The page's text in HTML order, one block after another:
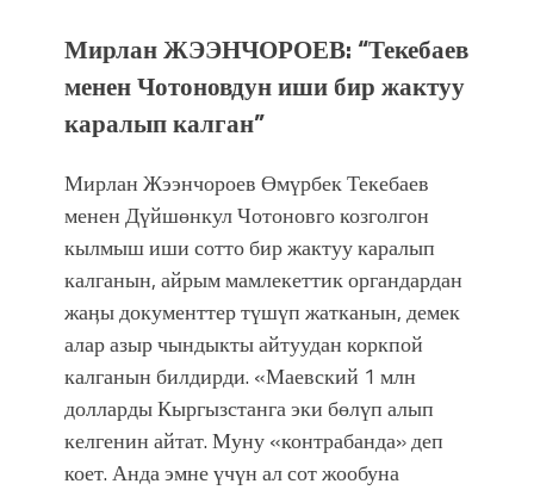
Мирлан ЖЭЭНЧОРОЕВ: “Текебаев
менен Чотоновдун иши бир жактуу
каралып калган”
Мирлан Жээнчороев Өмүрбек Текебаев
менен Дүйшөнкул Чотоновго козголгон
кылмыш иши сотто бир жактуу каралып
калганын, айрым мамлекеттик органдардан
жаӊы документтер түшүп жатканын, демек
алар азыр чындыкты айтуудан коркпой
калганын билдирди. «Маевский 1 млн
долларды Кыргызстанга эки бөлүп алып
келгенин айтат. Муну «контрабанда» деп
коет. Анда эмне үчүн ал сот жообуна